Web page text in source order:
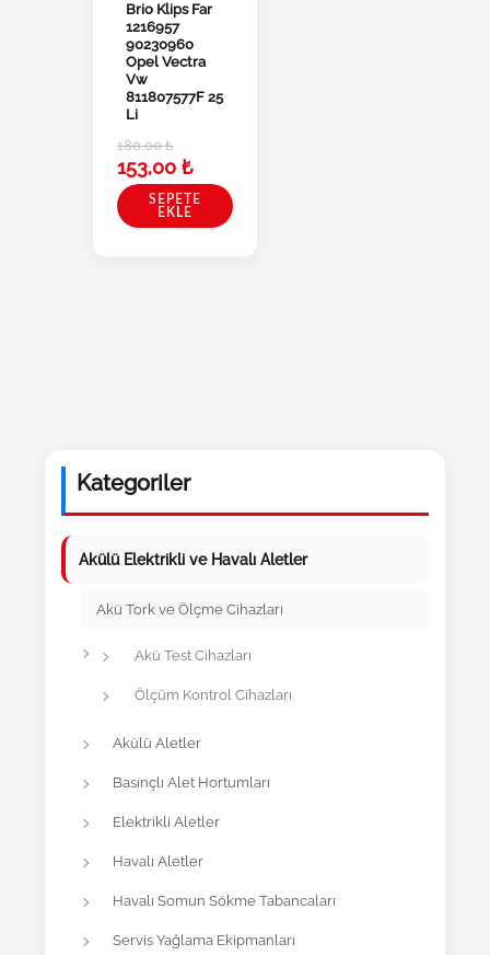
Kategoriler
Akülü Elektrikli ve Havalı Aletler
Akü Tork ve Ölçme Cihazları
Akü Test Cihazları
Ölçüm Kontrol Cihazları
Akülü Aletler
Basınçlı Alet Hortumları
Elektrikli Aletler
Havalı Aletler
Havalı Somun Sökme Tabancaları
Servis Yağlama Ekipmanları
Brio Klips Far
1216957
90230960
Opel Vectra
Vw
811807577F 25
Li
180,00₺
153,00 ₺
SEPETE
EKLE